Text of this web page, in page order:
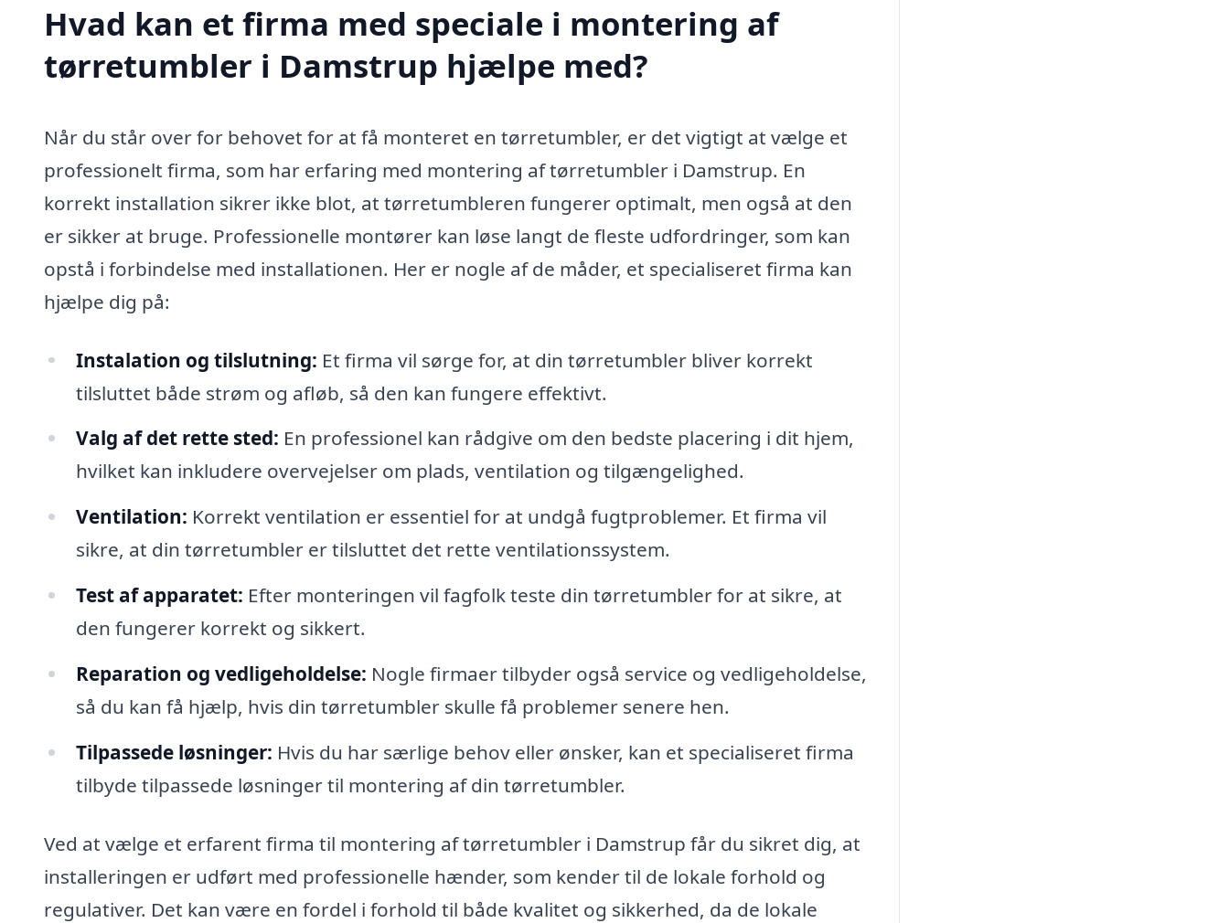
Hvad kan et firma med speciale i montering af
tørretumbler i Damstrup hjælpe med?
Når du står over for behovet for at få monteret en tørretumbler, er det vigtigt at vælge et
professionelt firma, som har erfaring med montering af tørretumbler i Damstrup. En
korrekt installation sikrer ikke blot, at tørretumbleren fungerer optimalt, men også at den
er sikker at bruge. Professionelle montører kan løse langt de fleste udfordringer, som kan
opstå i forbindelse med installationen. Her er nogle af de måder, et specialiseret firma kan
hjælpe dig på:
Instalation og tilslutning: Et firma vil sørge for, at din tørretumbler bliver korrekt
tilsluttet både strøm og afløb, så den kan fungere effektivt.
Valg af det rette sted: En professionel kan rådgive om den bedste placering i dit hjem,
hvilket kan inkludere overvejelser om plads, ventilation og tilgængelighed.
Ventilation: Korrekt ventilation er essentiel for at undgå fugtproblemer. Et firma vil
sikre, at din tørretumbler er tilsluttet det rette ventilationssystem.
Test af apparatet: Efter monteringen vil fagfolk teste din tørretumbler for at sikre, at
den fungerer korrekt og sikkert.
Reparation og vedligeholdelse: Nogle firmaer tilbyder også service og vedligeholdelse,
så du kan få hjælp, hvis din tørretumbler skulle få problemer senere hen.
Tilpassede løsninger: Hvis du har særlige behov eller ønsker, kan et specialiseret firma
tilbyde tilpassede løsninger til montering af din tørretumbler.
Ved at vælge et erfarent firma til montering af tørretumbler i Damstrup får du sikret dig, at
installeringen er udført med professionelle hænder, som kender til de lokale forhold og
regulativer. Det kan være en fordel i forhold til både kvalitet og sikkerhed, da de lokale